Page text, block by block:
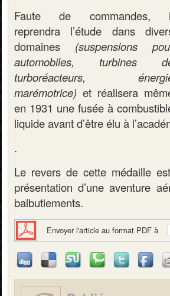
Faute de commandes,
reprendra l’étude dans
domaines (suspensions
automobiles, turbines
turboréacteurs,
marémotrice) et réalisera
en 1931 une fusée à
liquide avant d’être élu à
.
Le revers de cette médaille
présentation d’une aventure
balbutiements.
Envoyer l'article au format PDF à